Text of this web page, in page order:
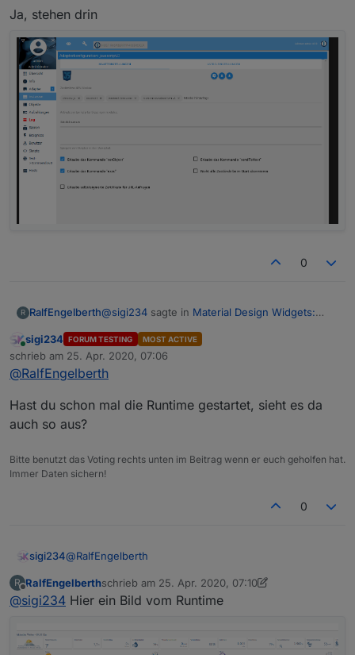
Ja, stehen drin
0
R RalfEngelberth@sigi234 sagte in Material Design Widgets:
@RalfEngelberth
Hat keiner eine Lösung?
materialdesign/tree/master/examples/Weat
Folgende NPM Module und Einstellung im
Ja, stehen drin
Online
sigi234 FORUM TESTING MOST ACTIVE
schrieb am 25. Apr. 2020, 07:06
zuletzt editiert von
@RalfEngelberth
Hast du schon mal die Runtime gestartet, sieht es da
auch so aus?
Bitte benutzt das Voting rechts unten im Beitrag wenn er euch geholfen hat.
Immer Daten sichern!
0
sigi234@RalfEngelberth
Hast du schon mal die Runtime gestartet, sieht es da
auch so aus?
R
Offline
RalfEngelberthschrieb am 25. Apr. 2020, 07:10
zuletzt editiert von Negalein
@sigi234 Hier ein Bild vom Runtime